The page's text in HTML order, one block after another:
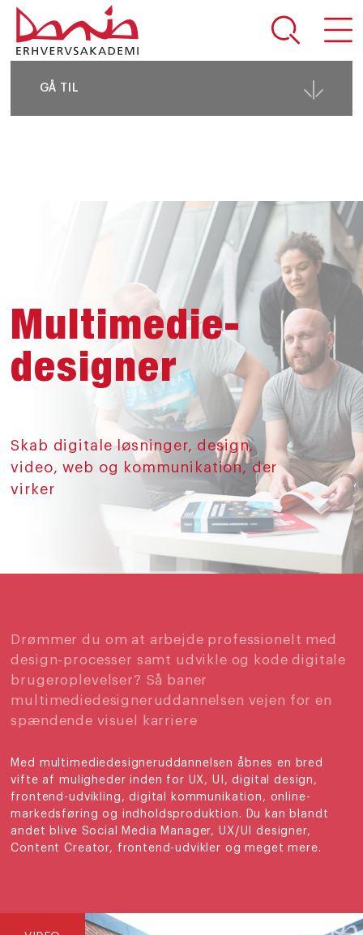
GÅ TIL
DEL SIDEN
Multimedie­
designer
Skab digitale løsninger, design,
video, web og kommunikation, der
virker
Drømmer du om at arbejde professionelt med
design-processer samt udvikle og kode digitale
brugeroplevelser? Så baner
multimediedesigneruddannelsen vejen for en
spændende visuel karriere
Med multimediedesigneruddannelsen åbnes en bred
vifte af muligheder inden for UX, UI, digital design,
frontend-udvikling, digital kommunikation, online-
markedsføring og indholdsproduktion. Du kan blandt
andet blive Social Media Manager, UX/UI designer,
Content Creator, frontend-udvikler og meget mere.